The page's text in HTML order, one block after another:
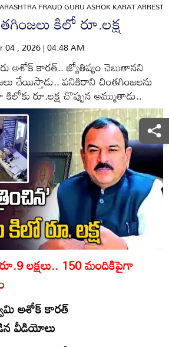
FRAUD GURU ASHOK KARAT
కిలో రూ.లక్ష
04 , 2026 | 04:48 AM
అశోక్‌ కారత్‌.. జ్యోతిష్యం చెబుతానని
చేయిస్తాడు.. పనికిరాని చింతగింజలను
రూ.లక్ష చొప్పున అమ్ముతాడు..
లక్షలు.. 150 మందికిపైగా
అశోక్‌ కారత్‌
వీడియోలు